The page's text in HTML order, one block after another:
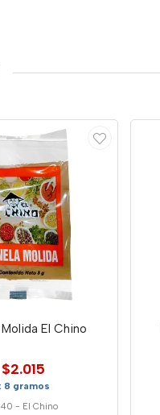
El Chino
$2.015
8 gramos
- El Chino